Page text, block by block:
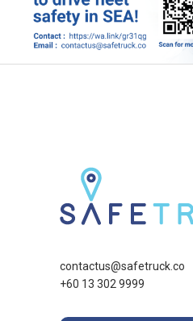
contactus@safetruck.co
+60 13 302 9999